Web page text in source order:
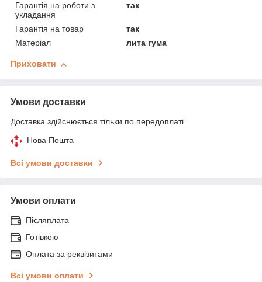
Гарантія на роботи з
укладання
так
Гарантія на товар
так
Матеріал
лита гума
Приховати
Умови доставки
Доставка здійснюється тільки по передоплаті.
Нова Пошта
Всі умови доставки
Умови оплати
Післяплата
Готівкою
Оплата за реквізитами
Всі умови оплати